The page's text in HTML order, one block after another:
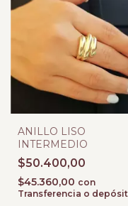
ANILLO LISO
INTERMEDIO
$50.400,00
$45.360,00 con
Transferencia o